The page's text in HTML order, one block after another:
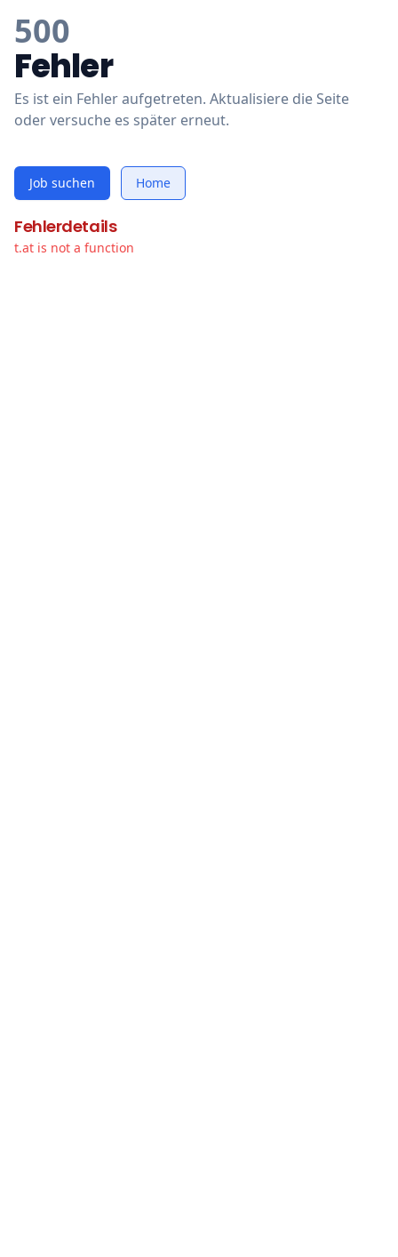
500
Fehler
Es ist ein Fehler aufgetreten. Aktualisiere die Seite
oder versuche es später erneut.
Job suchen Home
Fehlerdetails
t.at is not a function